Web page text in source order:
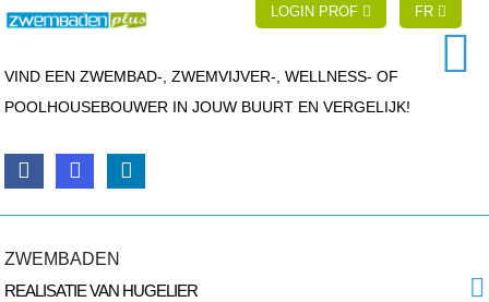
LOGIN PROF FR
VIND EEN ZWEMBAD-, ZWEMVIJVER-, WELLNESS- OF
POOLHOUSEBOUWER IN JOUW BUURT EN VERGELIJK!
ZWEMBADEN
REALISATIE VAN HUGELIER